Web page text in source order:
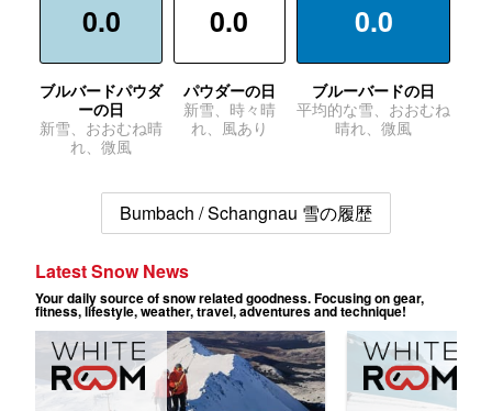
0.0
ブルバードパウダ
ーの日
新雪、おおむね晴
れ、微風
0.0
パウダーの日
新雪、時々晴
れ、風あり
0.0
ブルーバードの日
平均的な雪、おおむね
晴れ、微風
Bumbach / Schangnau 雪の履歴